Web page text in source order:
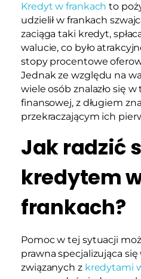
Kredyt w frankach to
udzielił w frankach
zaciąga taki kredyt,
walucie, co było
stopy procentowe
Jednak ze względu na
wiele osób znalazło się
finansowej, z długiem
przekraczającym ich
Jak radzić
kredytem
frankach?
Pomoc w tej sytuacji
prawna specjalizująca się
związanych z kredytami